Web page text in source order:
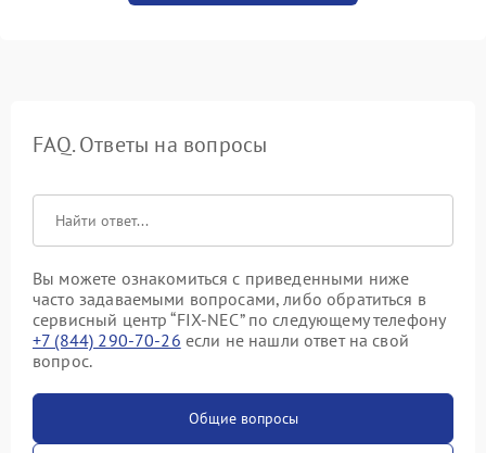
FAQ. Ответы на вопросы
Вы можете ознакомиться с приведенными ниже
часто задаваемыми вопросами, либо обратиться в
сервисный центр “FIX-NEC” по следующему телефону
+7 (844) 290-70-26 если не нашли ответ на свой
вопрос.
Общие вопросы